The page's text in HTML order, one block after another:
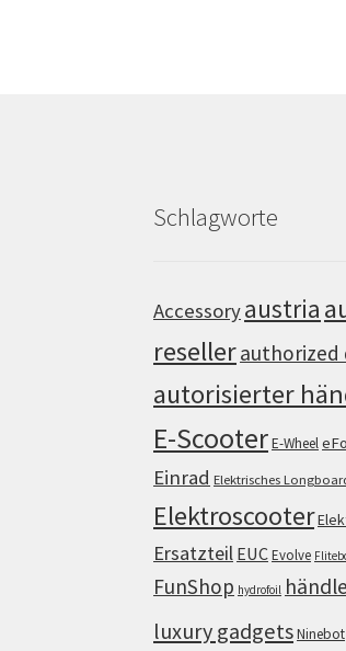
Schlagworte
Accessoryaustria
resellerauthorized
autorisierter
E-ScooterE-Wheel
Einrad Elektrisches
Elektroscooter
Ersatzteil EUCEvolve
FunShop hydrofoil
luxury gadgetsNinebot